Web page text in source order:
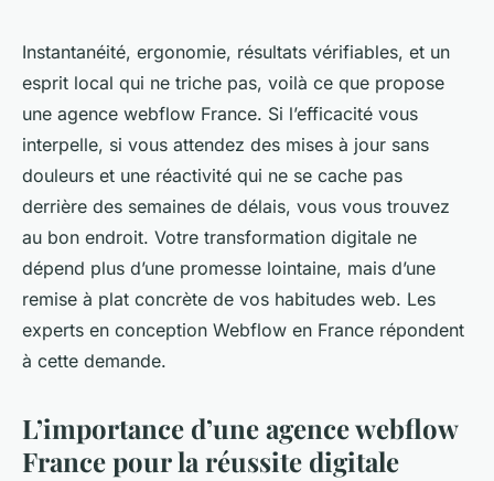
Agence Webflow France :
l'expertise digitale au service
de votre succès en ligne
marthe•17 décembre 2025• 11 min de lecture
Instantanéité, ergonomie, résultats vérifiables, et un
esprit local qui ne triche pas, voilà ce que propose
une agence webflow France. Si l’efficacité vous
interpelle, si vous attendez des mises à jour sans
douleurs et une réactivité qui ne se cache pas
derrière des semaines de délais, vous vous trouvez
au bon endroit. Votre transformation digitale ne
dépend plus d’une promesse lointaine, mais d’une
remise à plat concrète de vos habitudes web. Les
experts en conception Webflow en France répondent
à cette demande.
L’importance d’une agence webflow
France pour la réussite digitale